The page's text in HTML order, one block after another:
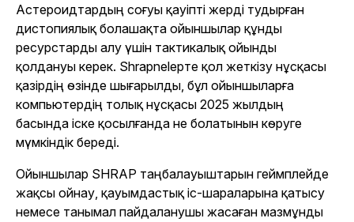
Астероидтардың соғуы қауіпті жерді тудырған
дистопиялық болашақта ойыншылар құнды
ресурстарды алу үшін тактикалық ойынды
қолдануы керек. Shrapnelерте қол жеткізу нұсқасы
қазірдің өзінде шығарылды, бұл ойыншыларға
компьютердің толық нұсқасы 2025 жылдың
басында іске қосылғанда не болатынын көруге
мүмкіндік береді.
Ойыншылар SHRAP таңбалауыштарын геймплейде
жақсы ойнау, қауымдастық іс-шараларына қатысу
немесе танымал пайдаланушы жасаған мазмұнды